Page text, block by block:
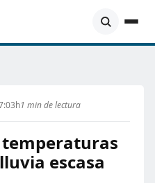
1 min de lectura
escasa